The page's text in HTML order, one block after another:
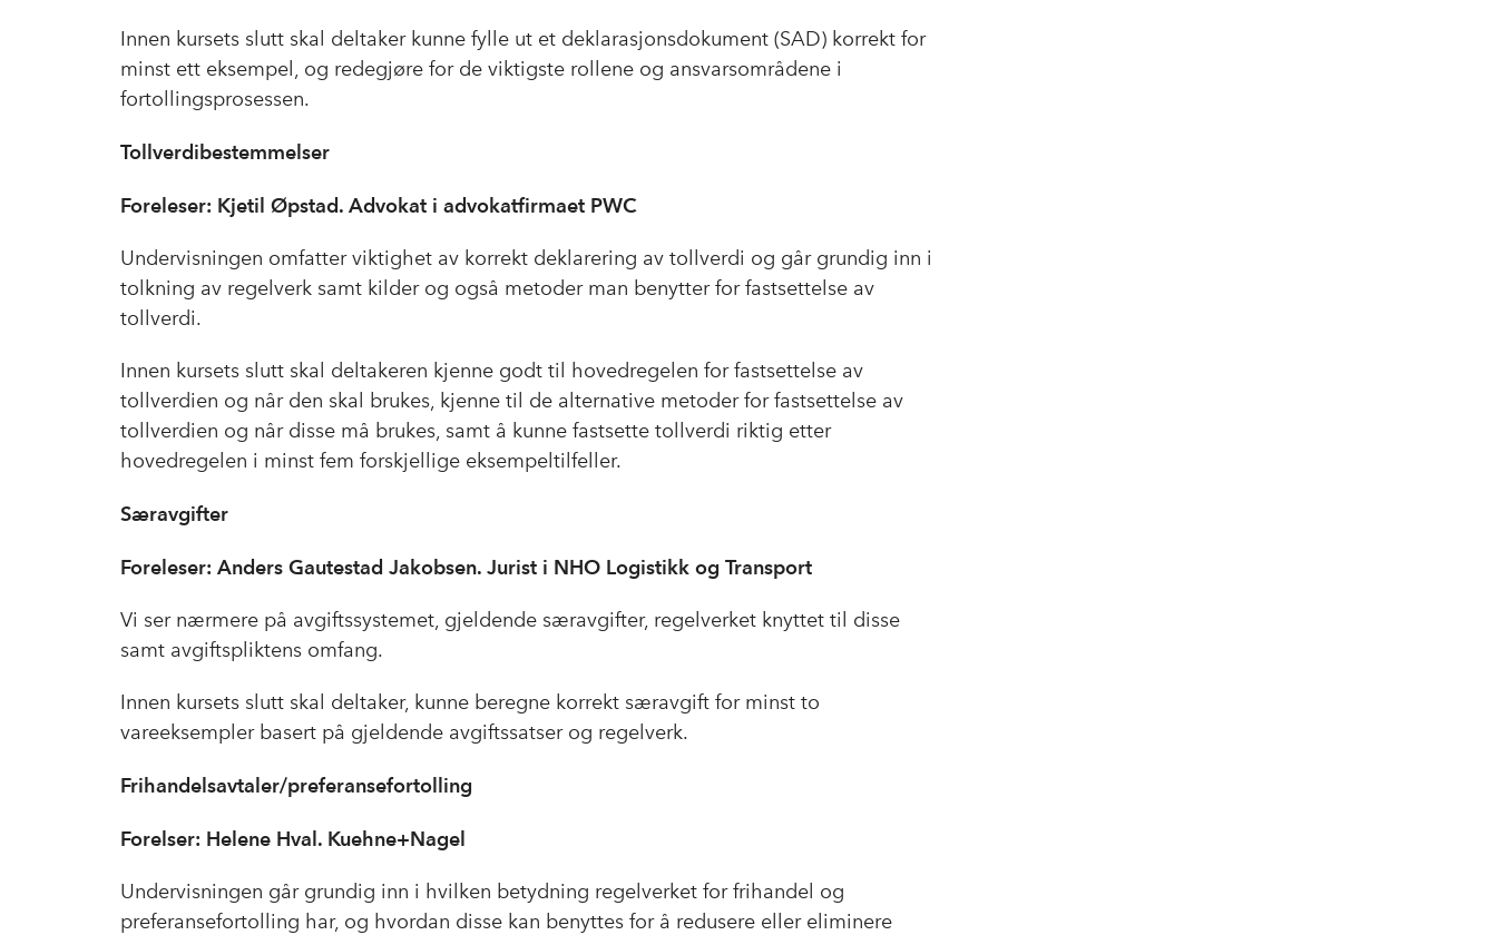
Innen kursets slutt skal deltaker kunne fylle ut et deklarasjonsdokument (SAD) korrekt for
minst ett eksempel, og redegjøre for de viktigste rollene og ansvarsområdene i
fortollingsprosessen.
Tollverdibestemmelser
Foreleser: Kjetil Øpstad. Advokat i advokatfirmaet PWC
Undervisningen omfatter viktighet av korrekt deklarering av tollverdi og går grundig inn i
tolkning av regelverk samt kilder og også metoder man benytter for fastsettelse av
tollverdi.
Innen kursets slutt skal deltakeren kjenne godt til hovedregelen for fastsettelse av
tollverdien og når den skal brukes, kjenne til de alternative metoder for fastsettelse av
tollverdien og når disse må brukes, samt å kunne fastsette tollverdi riktig etter
hovedregelen i minst fem forskjellige eksempeltilfeller.
Særavgifter
Foreleser: Anders Gautestad Jakobsen. Jurist i NHO Logistikk og Transport
Vi ser nærmere på avgiftssystemet, gjeldende særavgifter, regelverket knyttet til disse
samt avgiftspliktens omfang.
Innen kursets slutt skal deltaker, kunne beregne korrekt særavgift for minst to
vareeksempler basert på gjeldende avgiftssatser og regelverk.
Frihandelsavtaler/preferansefortolling
Forelser: Helene Hval. Kuehne+Nagel
Undervisningen går grundig inn i hvilken betydning regelverket for frihandel og
preferansefortolling har, og hvordan disse kan benyttes for å redusere eller eliminere